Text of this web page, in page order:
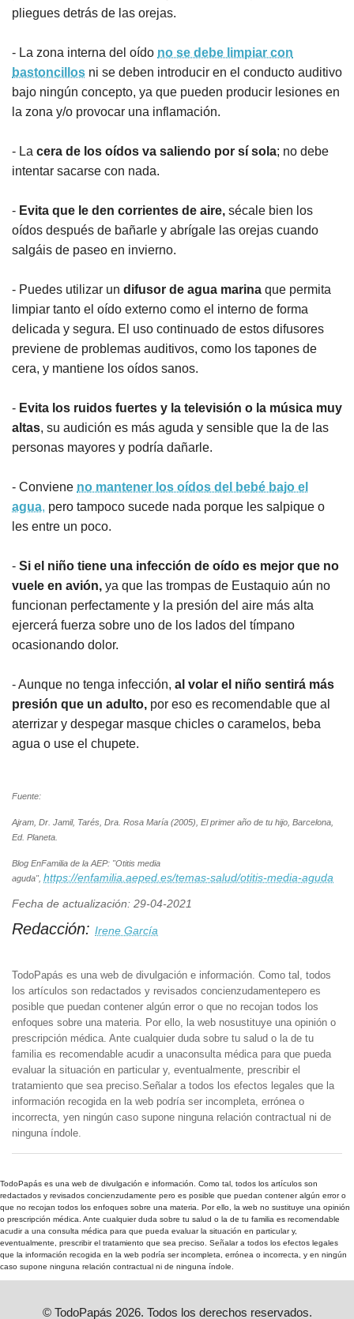
pliegues detrás de las orejas.
- La zona interna del oído no se debe limpiar con
bastoncillos ni se deben introducir en el conducto auditivo
bajo ningún concepto, ya que pueden producir lesiones en
la zona y/o provocar una inflamación.
- La cera de los oídos va saliendo por sí sola; no debe
intentar sacarse con nada.
- Evita que le den corrientes de aire, sécale bien los
oídos después de bañarle y abrígale las orejas cuando
salgáis de paseo en invierno.
- Puedes utilizar un difusor de agua marina que permita
limpiar tanto el oído externo como el interno de forma
delicada y segura. El uso continuado de estos difusores
previene de problemas auditivos, como los tapones de
cera, y mantiene los oídos sanos.
- Evita los ruidos fuertes y la televisión o la música muy
altas, su audición es más aguda y sensible que la de las
personas mayores y podría dañarle.
- Conviene no mantener los oídos del bebé bajo el
agua, pero tampoco sucede nada porque les salpique o
les entre un poco.
- Si el niño tiene una infección de oído es mejor que no
vuele en avión, ya que las trompas de Eustaquio aún no
funcionan perfectamente y la presión del aire más alta
ejercerá fuerza sobre uno de los lados del tímpano
ocasionando dolor.
- Aunque no tenga infección, al volar el niño sentirá más
presión que un adulto, por eso es recomendable que al
aterrizar y despegar masque chicles o caramelos, beba
agua o use el chupete.
Fuente:
Ajram, Dr. Jamil, Tarés, Dra. Rosa María (2005), El primer año de tu hijo, Barcelona,
Ed. Planeta.
Blog EnFamilia de la AEP: "Otitis media
aguda", https://enfamilia.aeped.es/temas-salud/otitis-media-aguda
Fecha de actualización: 29-04-2021
Redacción: Irene García
TodoPapás es una web de divulgación e información. Como tal, todos
los artículos son redactados y revisados concienzudamentepero es
posible que puedan contener algún error o que no recojan todos los
enfoques sobre una materia. Por ello, la web nosustituye una opinión o
prescripción médica. Ante cualquier duda sobre tu salud o la de tu
familia es recomendable acudir a unaconsulta médica para que pueda
evaluar la situación en particular y, eventualmente, prescribir el
tratamiento que sea preciso.Señalar a todos los efectos legales que la
información recogida en la web podría ser incompleta, errónea o
incorrecta, yen ningún caso supone ninguna relación contractual ni de
ninguna índole.
TodoPapás es una web de divulgación e información. Como tal, todos los artículos son
redactados y revisados concienzudamente pero es posible que puedan contener algún error o
que no recojan todos los enfoques sobre una materia. Por ello, la web no sustituye una opinión
o prescripción médica. Ante cualquier duda sobre tu salud o la de tu familia es recomendable
acudir a una consulta médica para que pueda evaluar la situación en particular y,
eventualmente, prescribir el tratamiento que sea preciso. Señalar a todos los efectos legales
que la información recogida en la web podría ser incompleta, errónea o incorrecta, y en ningún
caso supone ninguna relación contractual ni de ninguna índole.
© TodoPapás 2026. Todos los derechos reservados.